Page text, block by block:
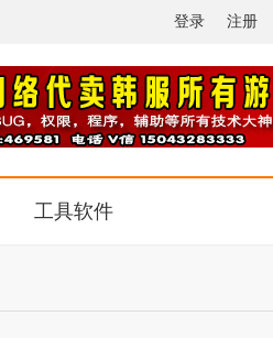
登录 注册
工具软件